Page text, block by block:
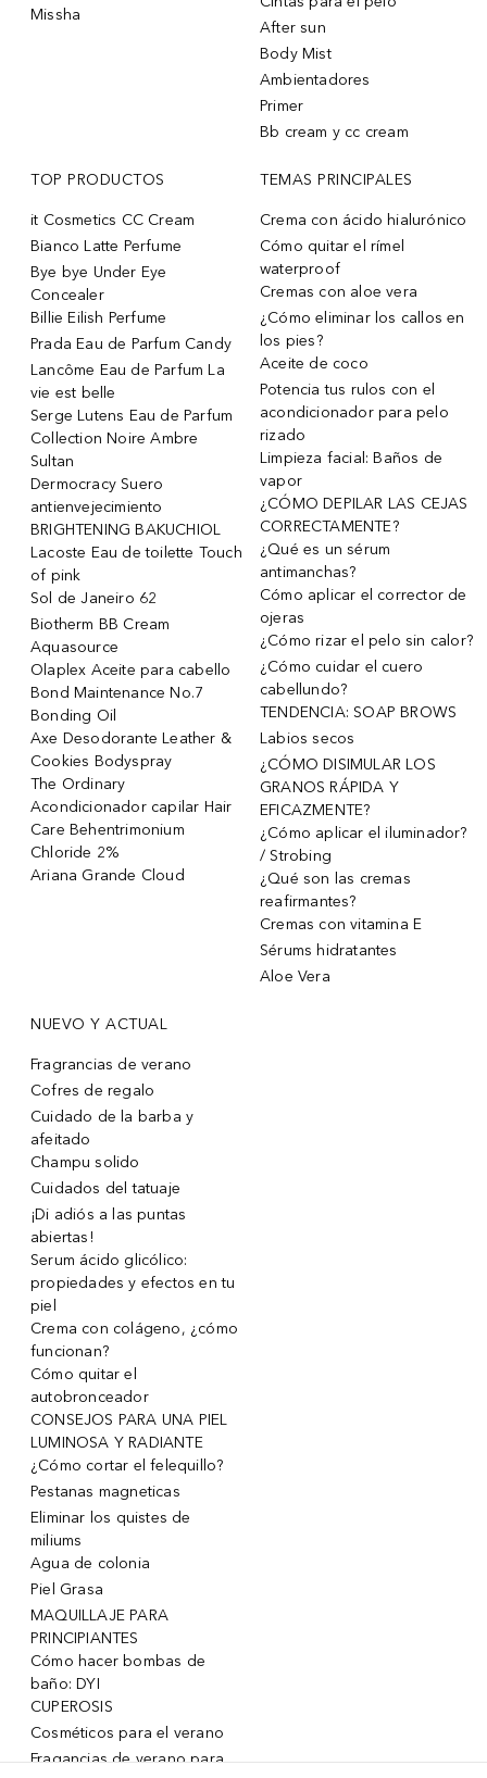
Missha
After sun
Body Mist
Ambientadores
Primer
Bb cream y cc cream
TOP PRODUCTOS
it Cosmetics CC Cream
Bianco Latte Perfume
Bye bye Under Eye
Concealer
Billie Eilish Perfume
Prada Eau de Parfum Candy
Lancôme Eau de Parfum La
vie est belle
Serge Lutens Eau de Parfum
Collection Noire Ambre
Sultan
Dermocracy Suero
antienvejecimiento
BRIGHTENING BAKUCHIOL
Lacoste Eau de toilette Touch
of pink
Sol de Janeiro 62
Biotherm BB Cream
Aquasource
Olaplex Aceite para cabello
Bond Maintenance No.7
Bonding Oil
Axe Desodorante Leather &
Cookies Bodyspray
The Ordinary
Acondicionador capilar Hair
Care Behentrimonium
Chloride 2%
Ariana Grande Cloud
TEMAS PRINCIPALES
Crema con ácido hialurónico
Cómo quitar el rímel
waterproof
Cremas con aloe vera
¿Cómo eliminar los callos en
los pies?
Aceite de coco
Potencia tus rulos con el
acondicionador para pelo
rizado
Limpieza facial: Baños de
vapor
¿CÓMO DEPILAR LAS CEJAS
CORRECTAMENTE?
¿Qué es un sérum
antimanchas?
Cómo aplicar el corrector de
ojeras
¿Cómo rizar el pelo sin calor?
¿Cómo cuidar el cuero
cabellundo?
TENDENCIA: SOAP BROWS
Labios secos
¿CÓMO DISIMULAR LOS
GRANOS RÁPIDA Y
EFICAZMENTE?
¿Cómo aplicar el iluminador?
/ Strobing
¿Qué son las cremas
reafirmantes?
Cremas con vitamina E
Sérums hidratantes
Aloe Vera
NUEVO Y ACTUAL
Fragrancias de verano
Cofres de regalo
Cuidado de la barba y
afeitado
Champu solido
Cuidados del tatuaje
¡Di adiós a las puntas
abiertas!
Serum ácido glicólico:
propiedades y efectos en tu
piel
Crema con colágeno, ¿cómo
funcionan?
Cómo quitar el
autobronceador
CONSEJOS PARA UNA PIEL
LUMINOSA Y RADIANTE
¿Cómo cortar el felequillo?
Pestanas magneticas
Eliminar los quistes de
miliums
Agua de colonia
Piel Grasa
MAQUILLAJE PARA
PRINCIPIANTES
Cómo hacer bombas de
baño: DYI
CUPEROSIS
Cosméticos para el verano
Fragancias de verano para